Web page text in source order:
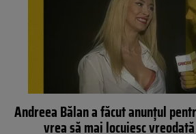
Andreea Bălan a făcut anunțul
vrea să mai locuiesc